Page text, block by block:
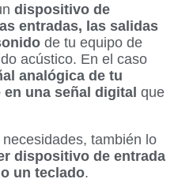
dispositivo de
entradas, las salidas
de tu equipo de
acústico. En el caso
analógica de tu
una señal digital que
también lo
dispositivo de entrada
un teclado.